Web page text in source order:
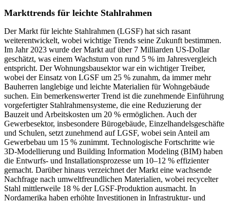
Markttrends für leichte Stahlrahmen
Der Markt für leichte Stahlrahmen (LGSF) hat sich rasant
weiterentwickelt, wobei wichtige Trends seine Zukunft bestimmen.
Im Jahr 2023 wurde der Markt auf über 7 Milliarden US-Dollar
geschätzt, was einem Wachstum von rund 5 % im Jahresvergleich
entspricht. Der Wohnungsbausektor war ein wichtiger Treiber,
wobei der Einsatz von LGSF um 25 % zunahm, da immer mehr
Bauherren langlebige und leichte Materialien für Wohngebäude
suchen. Ein bemerkenswerter Trend ist die zunehmende Einführung
vorgefertigter Stahlrahmensysteme, die eine Reduzierung der
Bauzeit und Arbeitskosten um 20 % ermöglichen. Auch der
Gewerbesektor, insbesondere Bürogebäude, Einzelhandelsgeschäfte
und Schulen, setzt zunehmend auf LGSF, wobei sein Anteil am
Gewerbebau um 15 % zunimmt. Technologische Fortschritte wie
3D-Modellierung und Building Information Modeling (BIM) haben
die Entwurfs- und Installationsprozesse um 10–12 % effizienter
gemacht. Darüber hinaus verzeichnet der Markt eine wachsende
Nachfrage nach umweltfreundlichen Materialien, wobei recycelter
Stahl mittlerweile 18 % der LGSF-Produktion ausmacht. In
Nordamerika haben erhöhte Investitionen in Infrastruktur- und